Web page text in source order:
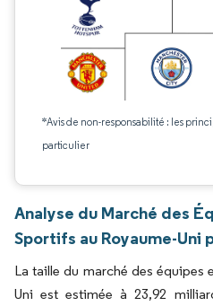
*Avis de non-responsabilité : les
particulier
Analyse du Marché des
Sportifs au Royaume-
La taille du marché des équipes
Uni est estimée à 23,92